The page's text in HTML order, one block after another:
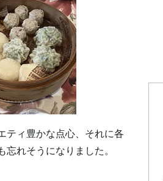
ティ豊かな点心、それに各
れそうになりました。